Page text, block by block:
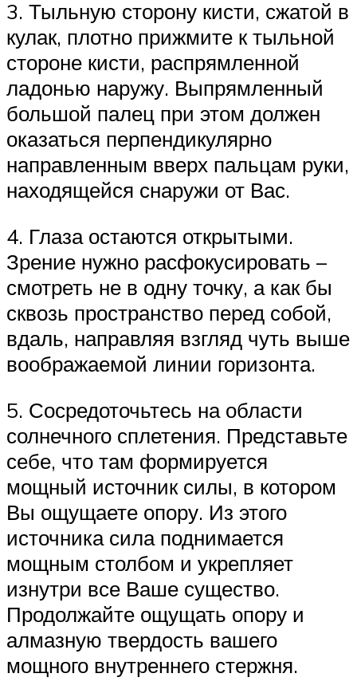
3. Тыльную сторону кисти, сжатой в
кулак, плотно прижмите к тыльной
стороне кисти, распрямленной
ладонью наружу. Выпрямленный
большой палец при этом должен
оказаться перпендикулярно
направленным вверх пальцам руки,
находящейся снаружи от Вас.
4. Глаза остаются открытыми.
Зрение нужно расфокусировать –
смотреть не в одну точку, а как бы
сквозь пространство перед собой,
вдаль, направляя взгляд чуть выше
воображаемой линии горизонта.
5. Сосредоточьтесь на области
солнечного сплетения. Представьте
себе, что там формируется
мощный источник силы, в котором
Вы ощущаете опору. Из этого
источника сила поднимается
мощным столбом и укрепляет
изнутри все Ваше существо.
Продолжайте ощущать опору и
алмазную твердость вашего
мощного внутреннего стержня.